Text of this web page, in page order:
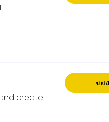
create
จอง